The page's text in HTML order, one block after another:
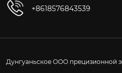
+8618576843539
Дунгуаньское ООО прецизионной